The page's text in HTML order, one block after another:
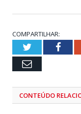
COMPARTILHAR:
Twitter
Email
CONTEÚDO